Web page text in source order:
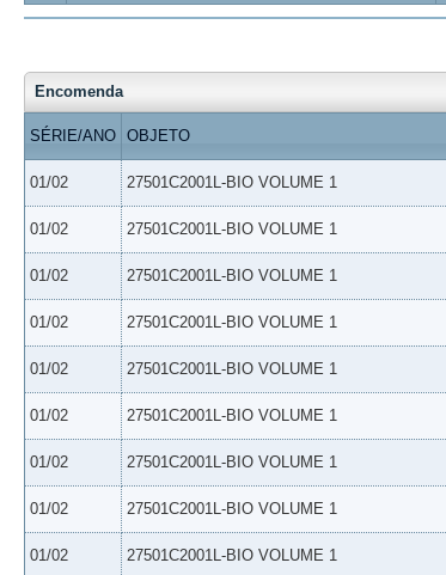
Encomenda
SÉRIE/ANO OBJETO
01/02 27501C2001L-BIO VOLUME 1
01/02 27501C2001L-BIO VOLUME 1
01/02 27501C2001L-BIO VOLUME 1
01/02 27501C2001L-BIO VOLUME 1
01/02 27501C2001L-BIO VOLUME 1
01/02 27501C2001L-BIO VOLUME 1
01/02 27501C2001L-BIO VOLUME 1
01/02 27501C2001L-BIO VOLUME 1
01/02 27501C2001L-BIO VOLUME 1